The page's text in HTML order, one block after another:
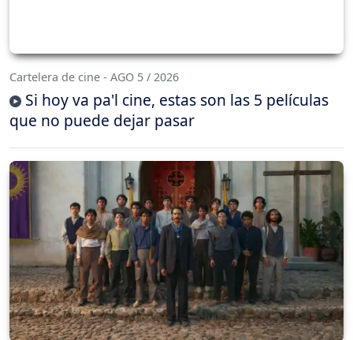
Cartelera de cine - AGO 5 / 2026
Si hoy va pa'l cine, estas son las 5 películas
que no puede dejar pasar